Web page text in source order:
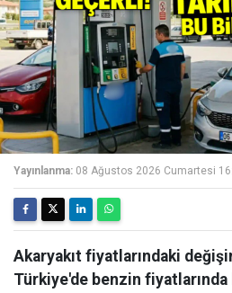
Yayınlanma: 08 Ağustos 2026 Cumartesi
Akaryakıt fiyatlarındaki
Türkiye'de benzin